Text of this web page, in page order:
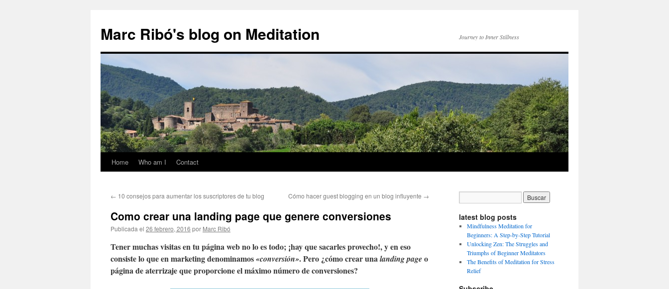
Marc Ribó's blog on Meditation Journey to Inner Stillness
Saltar
contenido
Home Who am I Contact
← 10 consejos para aumentar los suscriptores de tu blog Cómo hacer guest blogging en un blog influyente →
Como crear una landing page que genere conversiones
Publicada el 26 febrero, 2016 por Marc Ribó
Tener muchas visitas en tu página web no lo es todo; ¡hay que sacarles provecho!, y en eso
consiste lo que en marketing denominamos«conversión». Pero ¿cómo crear unalanding pageo
página de aterrizaje que proporcione el máximo número de conversiones?
latest blog posts
Mindfulness Meditation for
Beginners: A Step-by-Step Tutorial
Unlocking Zen: The Struggles and
Triumphs of Beginner Meditators
The Benefits of Meditation for Stress
Relief